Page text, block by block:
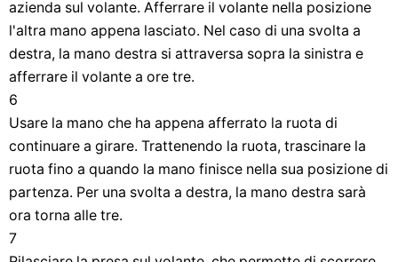
azienda sul volante. Afferrare il volante nella posizione
l'altra mano appena lasciato. Nel caso di una svolta a
destra, la mano destra si attraversa sopra la sinistra e
afferrare il volante a ore tre.
6
Usare la mano che ha appena afferrato la ruota di
continuare a girare. Trattenendo la ruota, trascinare la
ruota fino a quando la mano finisce nella sua posizione di
partenza. Per una svolta a destra, la mano destra sarà
ora torna alle tre.
7